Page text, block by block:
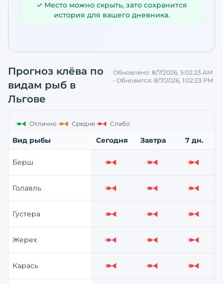
✓ Место можно скрыть, зато сохранится
история для вашего дневника.
Прогноз клёва по
видам рыб в
Льгове
Обновлено:8/7/2026, 5:02:23 AM
• Обновится:8/7/2026, 1:02:23 PM
Отлично Средне Слабо
Вид рыбы Сегодня Завтра 7 дн.
Берш Слабо Слабо Слабо
Голавль Слабо Слабо Слабо
Густера Слабо Слабо Слабо
Жерех Слабо Слабо Слабо
Карась Слабо Слабо Слабо